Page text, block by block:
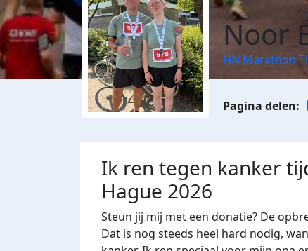
Noor
NN Marathon
Ik ren tegen kanker
Hague 2026
Steun jij mij met een donatie? De
Dat is nog steeds heel hard nodig,